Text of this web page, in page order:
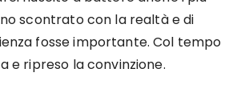
scontrato con la realtà e di
fosse importante. Col tempo
e ripreso la convinzione.